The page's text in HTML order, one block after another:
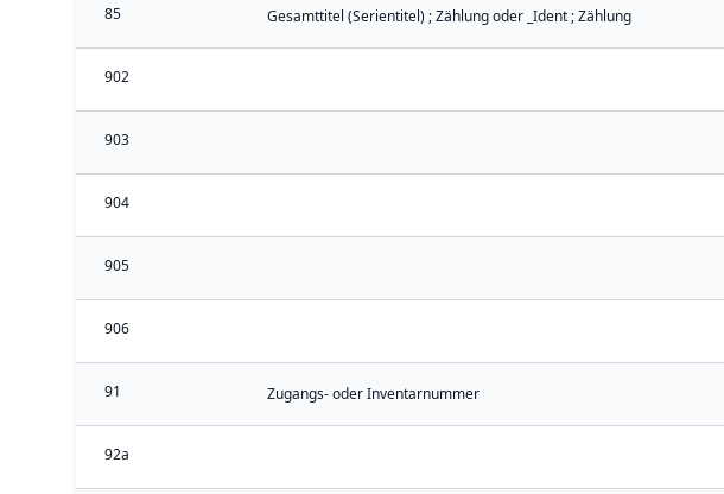
85 Gesamttitel (Serientitel) ; Zählung oder _Ident ; Zählung
902
903
904
905
906
91 Zugangs- oder Inventarnummer
92a